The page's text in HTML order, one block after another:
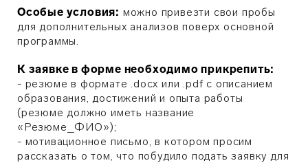
Особые условия: можно привезти свои пробы
для дополнительных анализов поверх основной
программы.
К заявке в форме необходимо прикрепить:
- резюме в формате .docx или .pdf с описанием
образования, достижений и опыта работы
(резюме должно иметь название
«Резюме_ФИО»);
- мотивационное письмо, в котором просим
рассказать о том, что побудило подать заявку для